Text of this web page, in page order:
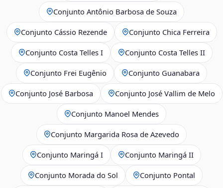
Conjunto Antônio Barbosa de Souza
Conjunto Cássio Rezende Conjunto Chica Ferreira
Conjunto Costa Telles I Conjunto Costa Telles II
Conjunto Frei Eugênio Conjunto Guanabara
Conjunto José Barbosa Conjunto José Vallim de Melo
Conjunto Manoel Mendes
Conjunto Margarida Rosa de Azevedo
Conjunto Maringá I Conjunto Maringá II
Conjunto Morada do Sol Conjunto Pontal